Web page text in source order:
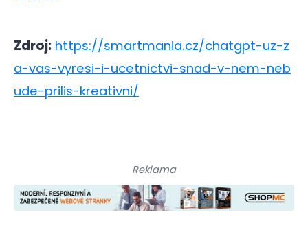
Zdroj: https://smartmania.cz/chatgpt-uz-z
a-vas-vyresi-i-ucetnictvi-snad-v-nem-neb
ude-prilis-kreativni/
Reklama